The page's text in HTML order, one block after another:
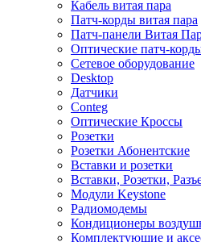
Кабель витая пара
Патч-корды витая пара
Патч-панели Витая
Оптические патч-
Сетевое оборудование
Desktop
Датчики
Conteg
Оптические Кроссы
Розетки
Розетки Абонентские
Вставки и розетки
Вставки, Розетки,
Модули Keystone
Радиомодемы
Кондиционеры
Комплектующие и